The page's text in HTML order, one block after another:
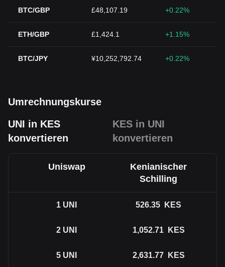
BTC/GBP £48,107.19 +0.22%
ETH/GBP £1,424.1 +1.15%
BTC/JPY ¥10,252,792.74 +0.22%
Umrechnungskurse
UNI in KES
konvertieren
KES in UNI
konvertieren
Uniswap
Kenianischer
Schilling
1 UNI 526.35 KES
2 UNI 1,052.71 KES
5 UNI 2,631.77 KES